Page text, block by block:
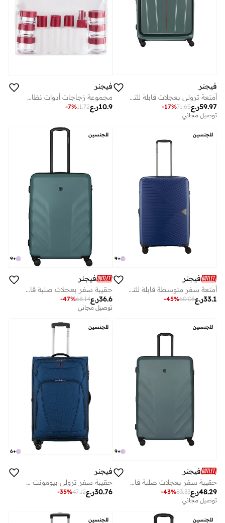
فيجنر
أمتعة ترولي بعجلات قابلة للتوسيع سم من أمبليكس بلون أزرق عميق
ر.ع59.97
71.65
-17%
توصيل مجاني
فيجنر
مجموعة زجاجات أدوات نظافة بحجم السفر - شفاف - 611888
ر.ع10.9
11.72
-7%
للجنسين
+
9
فيجنر
أمتعة سفر متوسطة قابلة للتوسيع سم صلبة خفيفة للغاية - أزرق داكن
ر.ع33.1
60.08
-45%
للجنسين
+
9
فيجنر
حقيبة سفر بعجلات صلبة قابلة للتوسيع سم خضراء
ر.ع36.6
68.14
-47%
توصيل مجاني
للجنسين
+
9
فيجنر
حقيبة سفر بعجلات صلبة قابلة للتوسيع سم خضراء
ر.ع48.29
83.33
-43%
توصيل مجاني
للجنسين
+
6
فيجنر
حقيبة سفر ترولي بيومونت لايت متوسطة قابلة للتوسيع 80 سم أزرق
ر.ع30.76
47.12
-35%
للجنسين للجنسين